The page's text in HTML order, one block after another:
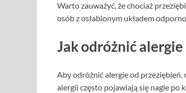
Warto zauważyć, że chociaż
osób z osłabionym układem
Jak odróżnić
Aby odróżnić alergie od
alergii często pojawiają się nagle po